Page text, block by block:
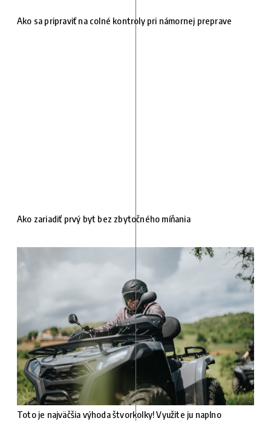
Ako sa pripraviť na colné kontroly pri námornej preprave
Ako zariadiť prvý byt bez zbytočného míňania
Toto je najväčšia výhoda štvorkolky! Využite ju naplno